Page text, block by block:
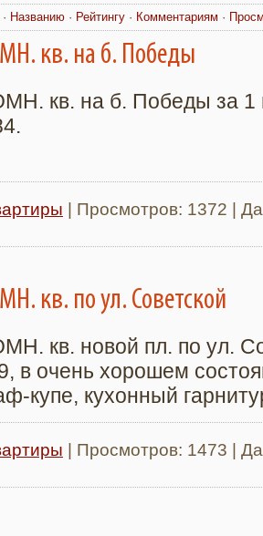
· Названию · Рейтингу · Комментариям ·
кв. на б. Победы
кв. на б. Победы за 1
Просмотров: 1372
кв. по ул. Советской
кв. новой пл. по ул.
в очень хорошем
купе, кухонный
Просмотров: 1473